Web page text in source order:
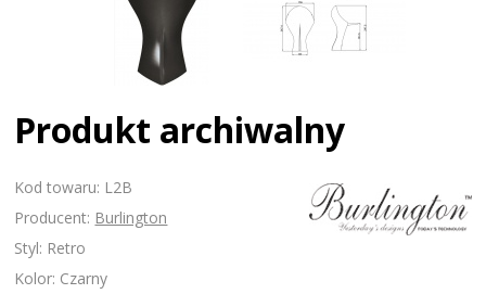
Produkt archiwalny
Kod towaru: L2B
Producent: Burlington
Styl: Retro
Kolor: Czarny